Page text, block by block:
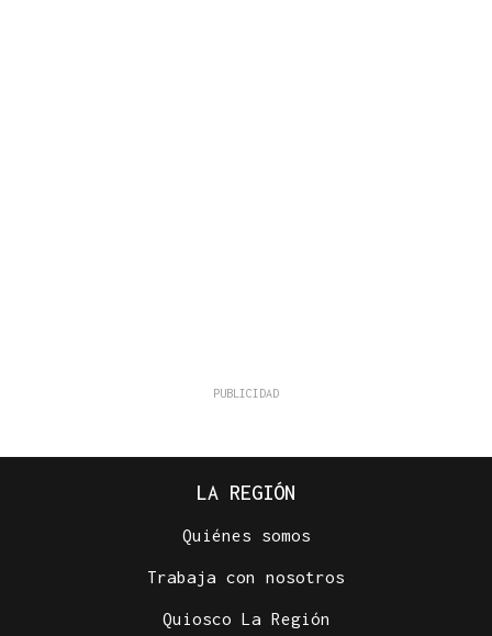
LA REGIÓN
Quiénes somos
Trabaja con nosotros
Quiosco La Región